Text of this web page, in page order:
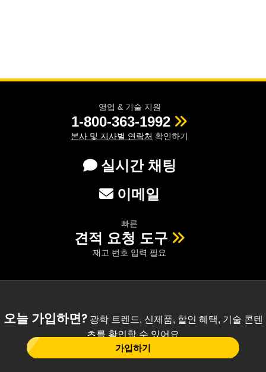
영업 & 기술 지원
1-800-363-1992
본사 및 지사별 연락처 확인하기
실시간 채팅
이메일
빠른
견적 요청 도구
재고 번호 입력 필요
오늘 가입하면?광학 트렌드, 신제품, 할인 혜택, 기술 콘텐
츠를 확인할 수 있어요
가입하기